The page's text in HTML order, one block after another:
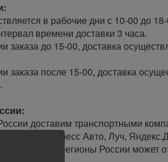
в рабочие дни с 10-00 до
времени доставки 3 часа.
заказа до 15-00, доставка
заказа после 15-00, доставка
доставим транспортными
GTD, Экспресс Авто, Луч,
в разные регионы России может